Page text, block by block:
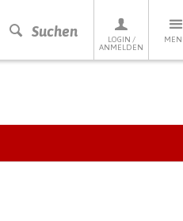
Suchen
LOGIN /
ANMELDEN